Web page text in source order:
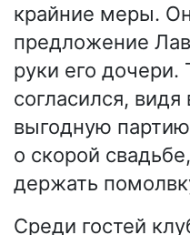
крайние меры.
предложение
руки его дочери.
согласился,
выгодную
о скорой
держать
Среди гостей